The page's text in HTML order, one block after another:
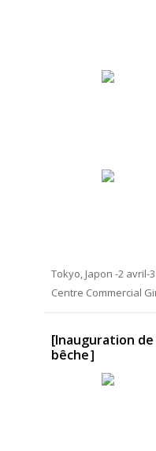
Tokyo, Japon -2 avril-
Centre Commercial
[Inauguration
bêche］